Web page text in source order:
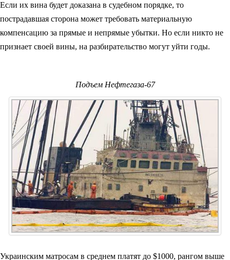
Если их вина будет доказана в судебном порядке, то
пострадавшая сторона может требовать материальную
компенсацию за прямые и непрямые убытки. Но если никто не
признает своей вины, на разбирательство могут уйти годы.
Подъем Нефтегаза-67
Украинским матросам в среднем платят до $1000, рангом выше